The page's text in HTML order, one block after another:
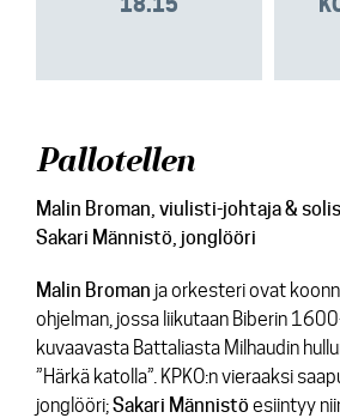
Pallotellen
Malin Broman, viulisti-johtaja &
Sakari Männistö, jonglööri
Malin Broman ja orkesteri ovat
ohjelman, jossa liikutaan Biberin
kuvaavasta Battaliasta Milhaudin
”Härkä katolla”. KPKO:n vieraaksi
jonglööri;Sakari Männistö esiintyy